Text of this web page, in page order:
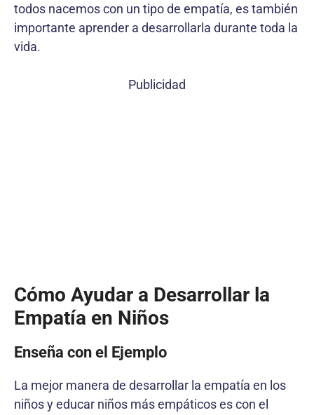
todos nacemos con un tipo de empatía, es también
importante aprender a desarrollarla durante toda la
vida.
Publicidad
Cómo Ayudar a Desarrollar la
Empatía en Niños
Enseña con el Ejemplo
La mejor manera de desarrollar la empatía en los
niños y educar niños más empáticos es con el